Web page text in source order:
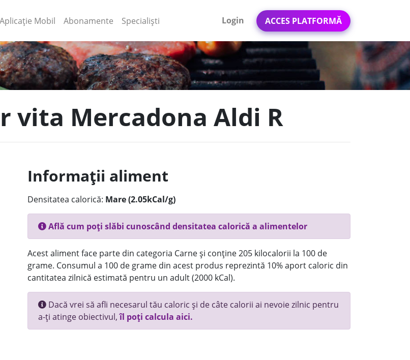
Aplicație Mobil (current)
Abonamente Specialiști Login ACCES PLATFORMĂ
vita Mercadona Aldi R
Informații aliment
Densitatea calorică: Mare (2.05kCal/g)
Află cum poți slăbi cunoscând densitatea calorică a alimentelor
Acest aliment face parte din categoria Carne și conține 205 kilocalorii la 100 de
grame. Consumul a 100 de grame din acest produs reprezintă 10% aport caloric din
cantitatea zilnică estimată pentru un adult (2000 kCal).
Dacă vrei să afli necesarul tău caloric și de câte calorii ai nevoie zilnic pentru
a-ți atinge obiectivul,îl poți calcula aici.